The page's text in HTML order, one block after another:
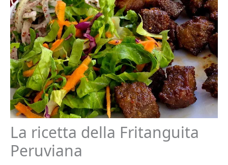
La ricetta della Fritanguita
Peruviana